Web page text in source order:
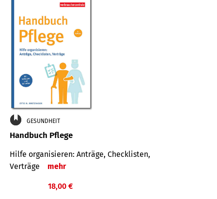
GESUNDHEIT
Handbuch Pflege
Hilfe organisieren: Anträge, Checklisten,
Verträge
mehr
18,00 €